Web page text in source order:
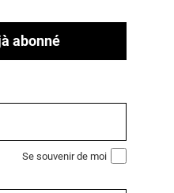
abonné
Se souvenir de moi